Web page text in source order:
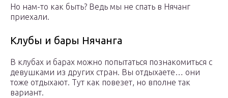
Но нам-то как быть? Ведь мы не спать в Нячанг
приехали.
Клубы и бары Нячанга
В клубах и барах можно попытаться познакомиться с
девушками из других стран. Вы отдыхаете… они
тоже отдыхают. Тут как повезет, но вполне так
вариант.